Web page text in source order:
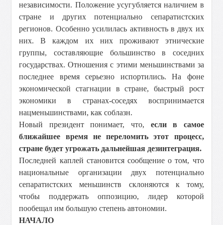
независимости. Положение усугубляется наличием в
стране и других потенциально сепаратистских
регионов. Особенно усилилась активность в двух их
них. В каждом их них проживают этнические
группы, составляющие большинство в соседних
государствах. Отношения с этими меньшинствами за
последнее время серьезно испортились. На фоне
экономической стагнации в стране, быстрый рост
экономики в странах-соседях воспринимается
нацменьшинствами, как соблазн.
Новый президент понимает, что, если в самое
ближайшее время не переломить этот процесс,
стране будет угрожать дальнейшая дезинтеграция.
Последней каплей становится сообщение о том, что
национальные организации двух потенциально
сепаратистских меньшинств склоняются к тому,
чтобы поддержать оппозицию, лидер которой
пообещал им большую степень автономии.
НАЧАЛО